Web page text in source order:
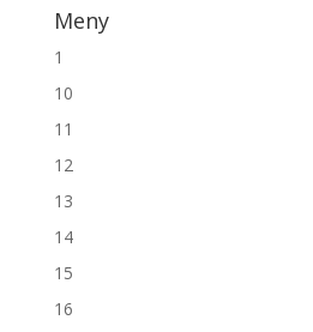
Meny
1
10
11
12
13
14
15
16